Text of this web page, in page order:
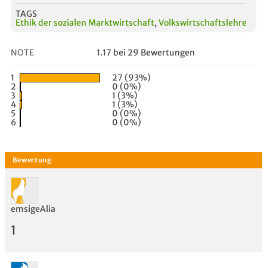
TAGS
Ethik der sozialen Marktwirtschaft, Volkswirtschaftslehre
NOTE 1.17 bei 29 Bewertungen
1
27 (93%)
2
0 (0%)
3
1 (3%)
4
1 (3%)
5
0 (0%)
6
0 (0%)
emsigeAlia
1